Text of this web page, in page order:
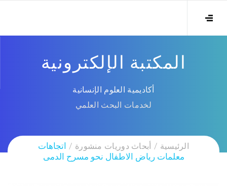
المكتبة الإلكترونية
أكاديمية العلوم الإنسانية
لخدمات البحث العلمي
الرئيسية أبحاث دوريات منشورة
اتجاهات
معلمات رياض الاطفال نحو مسرح الدمى